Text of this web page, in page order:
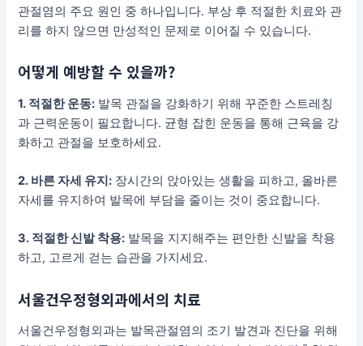
관절염의 주요 원인 중 하나입니다. 부상 후 적절한 치료와 관
리를 하지 않으면 만성적인 문제로 이어질 수 있습니다.
어떻게 예방할 수 있을까?
1. 적절한 운동: 발목 관절을 강화하기 위해 꾸준한 스트레칭
과 근력운동이 필요합니다. 균형 잡힌 운동을 통해 근육을 강
화하고 관절을 보호하세요.
2. 바른 자세 유지: 장시간의 앉아있는 생활을 피하고, 올바른
자세를 유지하여 발목에 부담을 줄이는 것이 중요합니다.
3. 적절한 신발 착용: 발목을 지지해주는 편안한 신발을 착용
하고, 고르게 걷는 습관을 가지세요.
서울건우정형외과에서의 치료
서울건우정형외과는 발목관절염의 조기 발견과 진단을 위해